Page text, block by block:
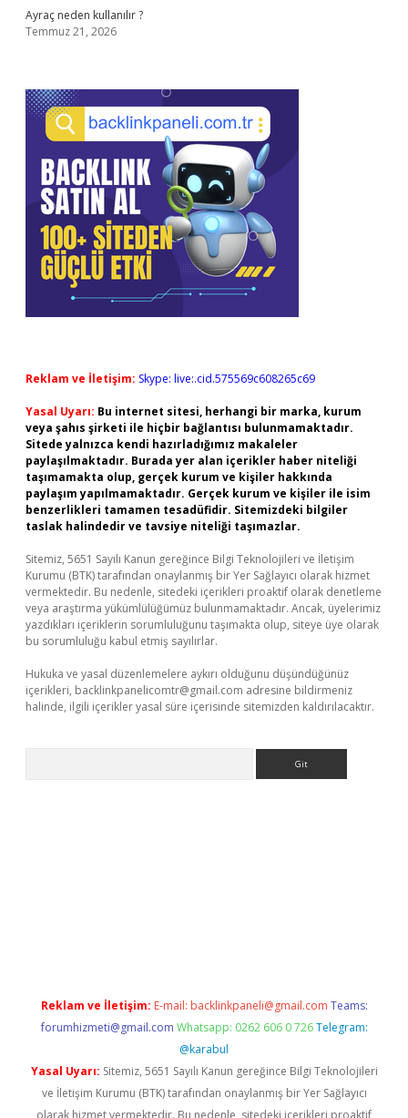
Ayraç neden kullanılır ?
Temmuz 21, 2026
Reklam ve İletişim: Skype: live:.cid.575569c608265c69
Yasal Uyarı: Bu internet sitesi, herhangi bir marka, kurum
veya şahıs şirketi ile hiçbir bağlantısı bulunmamaktadır.
Sitede yalnızca kendi hazırladığımız makaleler
paylaşılmaktadır. Burada yer alan içerikler haber niteliği
taşımamakta olup, gerçek kurum ve kişiler hakkında
paylaşım yapılmamaktadır. Gerçek kurum ve kişiler ile isim
benzerlikleri tamamen tesadüfidir. Sitemizdeki bilgiler
taslak halindedir ve tavsiye niteliği taşımazlar.
Sitemiz, 5651 Sayılı Kanun gereğince Bilgi Teknolojileri ve İletişim
Kurumu (BTK) tarafından onaylanmış bir Yer Sağlayıcı olarak hizmet
vermektedir. Bu nedenle, sitedeki içerikleri proaktif olarak denetleme
veya araştırma yükümlülüğümüz bulunmamaktadır. Ancak, üyelerimiz
yazdıkları içeriklerin sorumluluğunu taşımakta olup, siteye üye olarak
bu sorumluluğu kabul etmiş sayılırlar.
Hukuka ve yasal düzenlemelere aykırı olduğunu düşündüğünüz
içerikleri, backlinkpanelicomtr@gmail.com adresine bildirmeniz
halinde, ilgili içerikler yasal süre içerisinde sitemizden kaldırılacaktır.
Reklam ve İletişim: E-mail: backlinkpaneli@gmail.com Teams:
forumhizmeti@gmail.com Whatsapp: 0262 606 0 726 Telegram:
@karabul
Yasal Uyarı: Sitemiz, 5651 Sayılı Kanun gereğince Bilgi Teknolojileri
ve İletişim Kurumu (BTK) tarafından onaylanmış bir Yer Sağlayıcı
olarak hizmet vermektedir. Bu nedenle, sitedeki içerikleri proaktif